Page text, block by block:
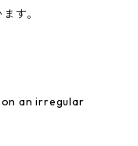
す。
an irregular